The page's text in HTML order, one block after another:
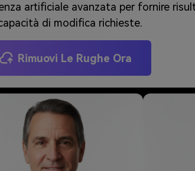
artificiale avanzata per fornire
di modifica richieste.
Rimuovi Le Rughe Ora